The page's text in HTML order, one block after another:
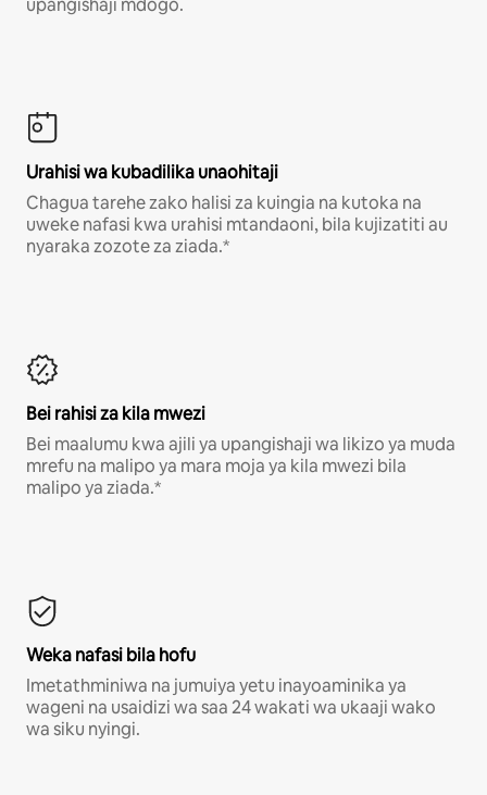
upangishaji mdogo.
Urahisi wa kubadilika unaohitaji
Chagua tarehe zako halisi za kuingia na kutoka na
uweke nafasi kwa urahisi mtandaoni, bila kujizatiti au
nyaraka zozote za ziada.*
Bei rahisi za kila mwezi
Bei maalumu kwa ajili ya upangishaji wa likizo ya muda
mrefu na malipo ya mara moja ya kila mwezi bila
malipo ya ziada.*
Weka nafasi bila hofu
Imetathminiwa na jumuiya yetu inayoaminika ya
wageni na usaidizi wa saa 24 wakati wa ukaaji wako
wa siku nyingi.